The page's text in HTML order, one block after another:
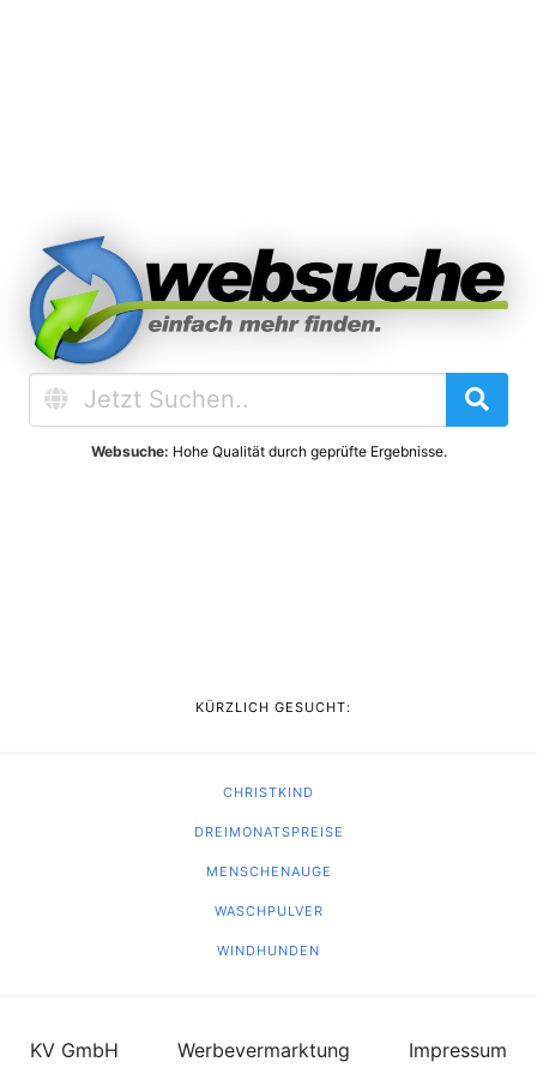
Websuche: Hohe Qualität durch geprüfte Ergebnisse.
KÜRZLICH GESUCHT:
CHRISTKIND
DREIMONATSPREISE
MENSCHENAUGE
WASCHPULVER
WINDHUNDEN
KV GmbH Werbevermarktung Impressum